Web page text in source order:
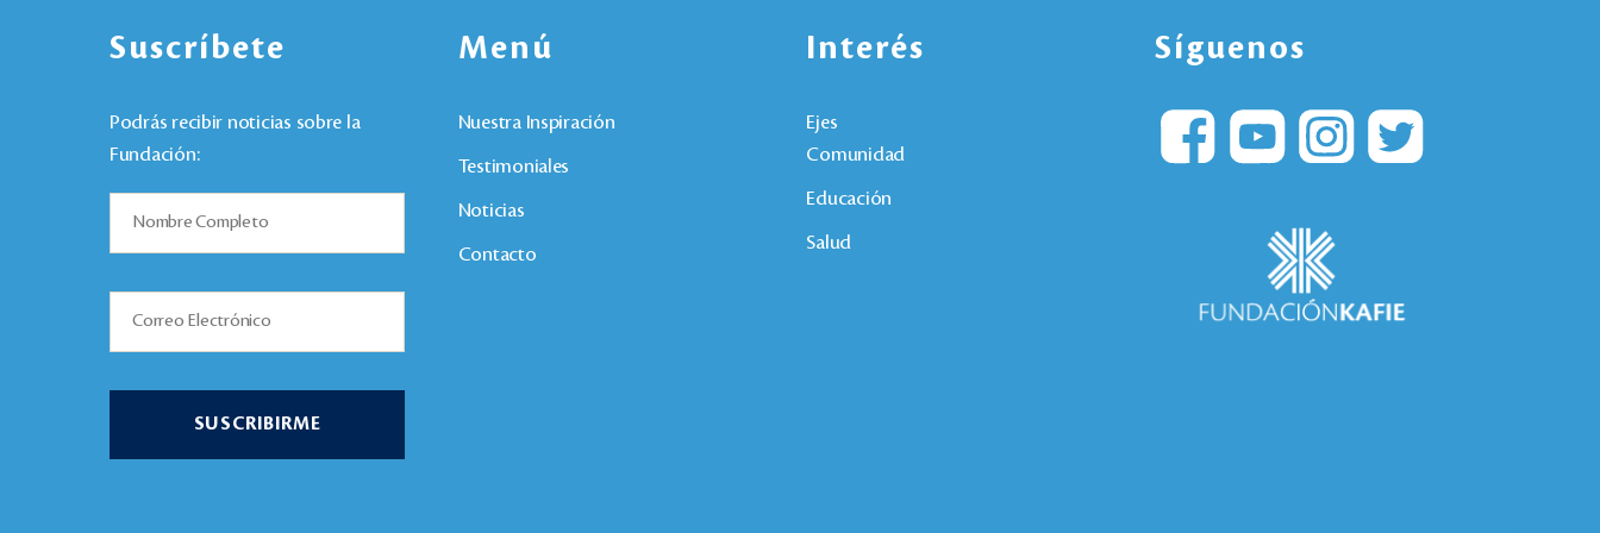
Suscríbete
Podrás recibir noticias sobre la
Fundación:
Menú
Nuestra Inspiración
Testimoniales
Noticias
Contacto
Interés
Ejes
Comunidad
Educación
Salud
Síguenos